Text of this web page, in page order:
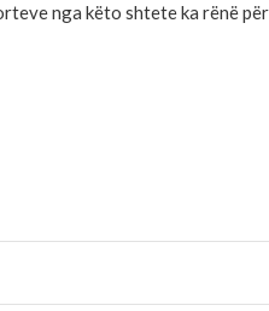
nga këto shtete ka rënë për